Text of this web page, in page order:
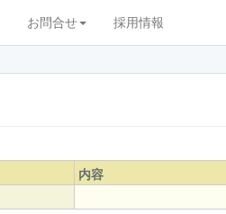
お問合せ 採用情報
内容